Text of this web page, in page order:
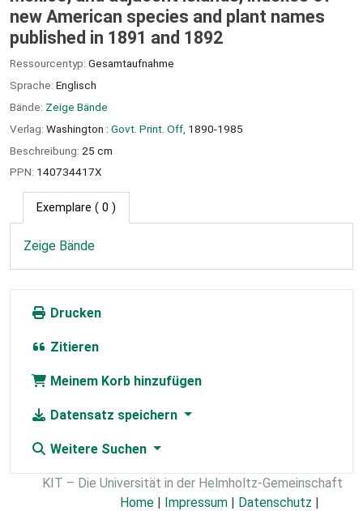
new American species and plant names
published in 1891 and 1892
Ressourcentyp: Gesamtaufnahme
Sprache: Englisch
Bände: Zeige Bände
Verlag: Washington : Govt. Print. Off, 1890-1985
Beschreibung: 25 cm
PPN: 140734417X
Exemplare ( 0 )
Zeige Bände
Drucken
Zitieren
Meinem Korb hinzufügen
Datensatz speichern
Weitere Suchen
KIT – Die Universität in der Helmholtz-Gemeinschaft
Home
Impressum Datenschutz